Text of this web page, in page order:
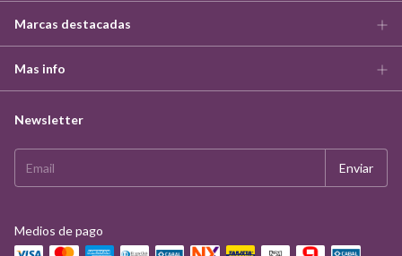
Marcas destacadas
Mas info
Newsletter
Medios de pago